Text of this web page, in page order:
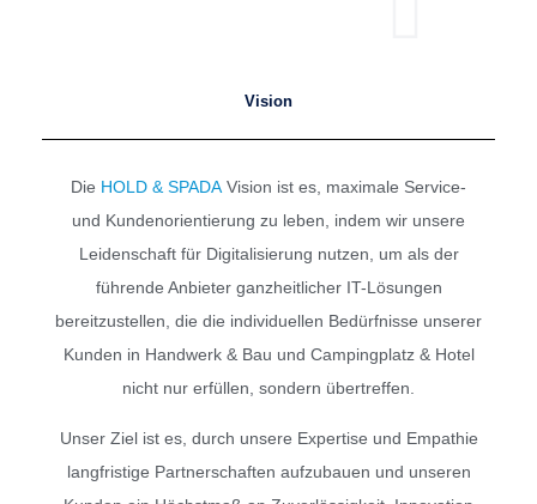
Vision
Die HOLD & SPADA Vision ist es, maximale Service-
und Kundenorientierung zu leben, indem wir unsere
Leidenschaft für Digitalisierung nutzen, um als der
führende Anbieter ganzheitlicher IT-Lösungen
bereitzustellen, die die individuellen Bedürfnisse unserer
Kunden in Handwerk & Bau und Campingplatz & Hotel
nicht nur erfüllen, sondern übertreffen.
Unser Ziel ist es, durch unsere Expertise und Empathie
langfristige Partnerschaften aufzubauen und unseren